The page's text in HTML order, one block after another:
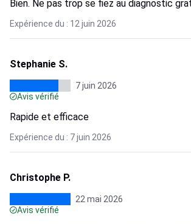
Bien. Ne pas trop se fiez au diagnostic
Expérience du : 12 juin 2026
Stephanie S.
7 juin 2026
Avis vérifié
Rapide et efficace
Expérience du : 7 juin 2026
Christophe P.
22 mai 2026
Avis vérifié